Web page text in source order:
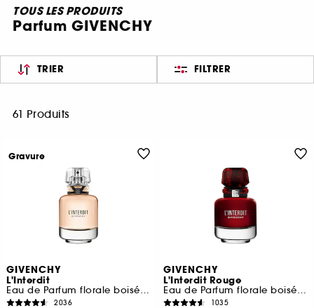
TOUS LES PRODUITS
Parfum GIVENCHY
TRIER FILTRER
61 Produits
GIVENCHY
L'Interdit
Eau de Parfum florale boisée pour femme
2036
Gravure
GIVENCHY
L'Interdit Rouge
Eau de Parfum florale boisée épicée pour femme
1035